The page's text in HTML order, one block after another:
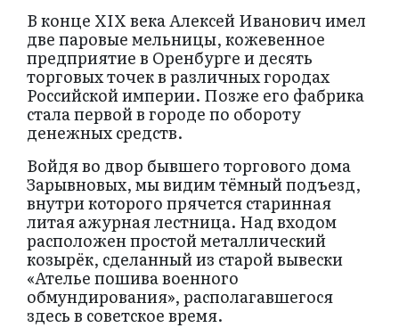
В конце XIX века Алексей Иванович имел
две паровые мельницы, кожевенное
предприятие в Оренбурге и десять
торговых точек в различных городах
Российской империи. Позже его фабрика
стала первой в городе по обороту
денежных средств.
Войдя во двор бывшего торгового дома
Зарывновых, мы видим тёмный подъезд,
внутри которого прячется старинная
литая ажурная лестница. Над входом
расположен простой металлический
козырёк, сделанный из старой вывески
«Ателье пошива военного
обмундирования», располагавшегося
здесь в советское время.